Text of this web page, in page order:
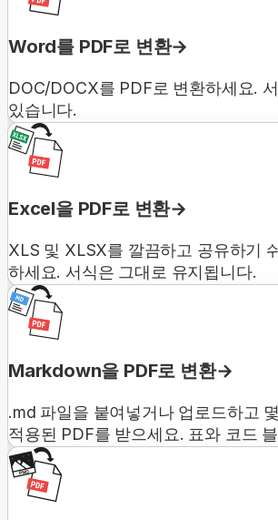
Word를 PDF로 변환
DOC/DOCX를 PDF로 변환하세요.
있습니다.
Excel을 PDF로 변환
XLS 및 XLSX를 깔끔하고 공유하기
하세요. 서식은 그대로 유지됩니다.
Markdown을 PDF로 변환
.md 파일을 붙여넣거나 업로드하고
적용된 PDF를 받으세요. 표와 코드